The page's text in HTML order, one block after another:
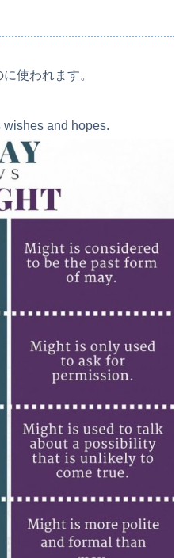
使われます。
wishes and hopes.